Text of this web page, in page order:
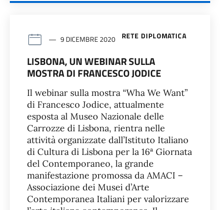
RETE DIPLOMATICA
9 DICEMBRE 2020
LISBONA, UN WEBINAR SULLA
MOSTRA DI FRANCESCO JODICE
Il webinar sulla mostra “Wha We Want”
di Francesco Jodice, attualmente
esposta al Museo Nazionale delle
Carrozze di Lisbona, rientra nelle
attività organizzate dall’Istituto Italiano
di Cultura di Lisbona per la 16ª Giornata
del Contemporaneo, la grande
manifestazione promossa da AMACI –
Associazione dei Musei d’Arte
Contemporanea Italiani per valorizzare